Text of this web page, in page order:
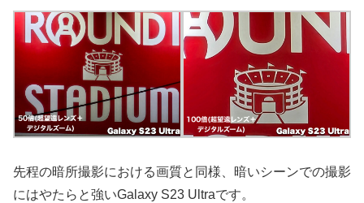
先程の暗所撮影における画質と同様、暗いシーンでの撮影
にはやたらと強いGalaxy S23 Ultraです。